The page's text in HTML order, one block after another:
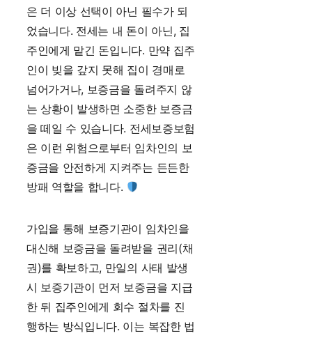
은 더 이상 선택이 아닌 필수가 되
었습니다. 전세는 내 돈이 아닌, 집
주인에게 맡긴 돈입니다. 만약 집주
인이 빚을 갚지 못해 집이 경매로
넘어가거나, 보증금을 돌려주지 않
는 상황이 발생하면 소중한 보증금
을 떼일 수 있습니다. 전세보증보험
은 이런 위험으로부터 임차인의 보
증금을 안전하게 지켜주는 든든한
방패 역할을 합니다.
가입을 통해 보증기관이 임차인을
대신해 보증금을 돌려받을 권리(채
권)를 확보하고, 만일의 사태 발생
시 보증기관이 먼저 보증금을 지급
한 뒤 집주인에게 회수 절차를 진
행하는 방식입니다. 이는 복잡한 법